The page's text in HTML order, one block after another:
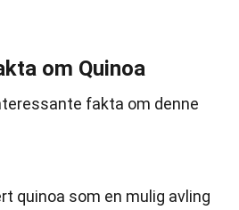
om Quinoa
fakta om denne
quinoa som en mulig avling